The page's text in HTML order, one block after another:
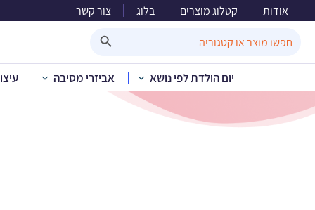
אודות קטלוג מוצרים בלוג צור קשר
for:
יום הולדת לפי נושא אביזרי מסיבה
כוסות
בית»קטלוג מוצרים חד